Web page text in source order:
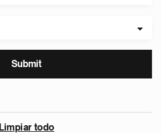
Limpiar todo